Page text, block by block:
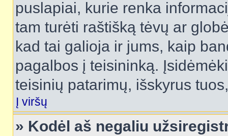
puslapiai, kurie renka
tam turėti raštišką tėvų ar
kad tai galioja ir jums, kaip
pagalbos į teisininką.
teisinių patarimų, išskyrus
Į viršų
» Kodėl aš negaliu